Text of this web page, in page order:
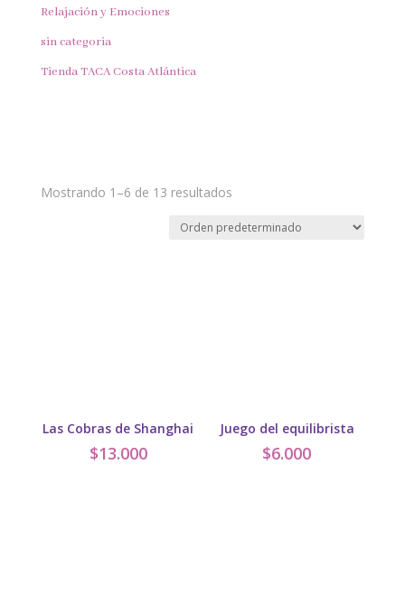
Relajación y Emociones
sin categoria
Tienda TACA Costa Atlántica
Mostrando 1–6 de 13 resultados
Las Cobras de Shanghai
$13.000
Juego del equilibrista
$6.000